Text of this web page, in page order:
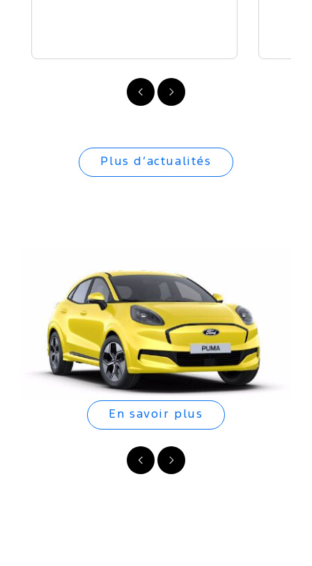
Suivant
Précédent
Plus d’actualités
Suivant
Précédent
En savoir plus